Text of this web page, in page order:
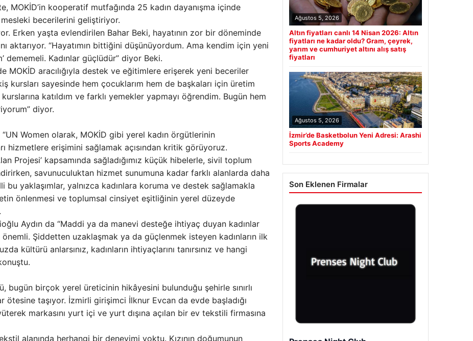
MOKİD’in kooperatif mutfağında 25 kadın dayanışma içinde
becerilerini geliştiriyor.
Erken yaşta evlendirilen Bahar Beki, hayatının zor bir döneminde
aktarıyor. “Hayatımın bittiğini düşünüyordum. Ama kendim için yeni
dememeli. Kadınlar güçlüdür” diyor Beki.
MOKİD aracılığıyla destek ve eğitimlere erişerek yeni beceriler
kursları sayesinde hem çocuklarım hem de başkaları için üretim
katıldım ve farklı yemekler yapmayı öğrendim. Bugün hem
diyor.
Women olarak, MOKİD gibi yerel kadın örgütlerinin
hizmetlere erişimini sağlamak açısından kritik görüyoruz.
Projesi’ kapsamında sağladığımız küçük hibelerle, sivil toplum
savunuculuktan hizmet sunumuna kadar farklı alanlarda daha
yaklaşımlar, yalnızca kadınlara koruma ve destek sağlamakla
önlenmesi ve toplumsal cinsiyet eşitliğinin yerel düzeyde
Aydın da “Maddi ya da manevi desteğe ihtiyaç duyan kadınlar
Şiddetten uzaklaşmak ya da güçlenmek isteyen kadınların ilk
kültürü anlarsınız, kadınların ihtiyaçlarını tanırsınız ve hangi
bugün birçok yerel üreticinin hikâyesini bulunduğu şehirle sınırlı
ötesine taşıyor. İzmirli girişimci İlknur Evcan da evde başladığı
markasını yurt içi ve yurt dışına açılan bir ev tekstili firmasına
alanında herhangi bir deneyimi yoktu. Kızının doğumunun
Ağustos 5, 2026
Altın fiyatları canlı 14 Nisan 2026: Altın
fiyatları ne kadar oldu? Gram, çeyrek,
yarım ve cumhuriyet altını alış satış
fiyatları
Ağustos 5, 2026
İzmir’de Basketbolun Yeni Adresi: Arashi
Sports Academy
Son Eklenen Firmalar